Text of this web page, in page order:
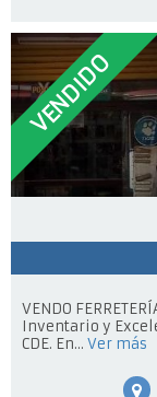
VENDIDO
VENDO
Inventario y
CDE. En... Ver más